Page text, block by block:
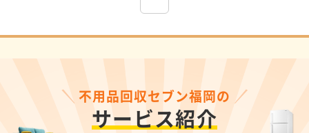
不用品回収セブン福岡の
サービス紹介